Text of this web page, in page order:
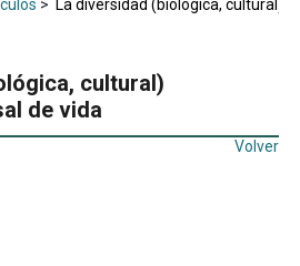
> La diversidad (biológica, cultural)
cultural)
de vida
Volver